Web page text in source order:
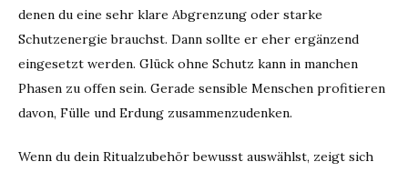
denen du eine sehr klare Abgrenzung oder starke
Schutzenergie brauchst. Dann sollte er eher ergänzend
eingesetzt werden. Glück ohne Schutz kann in manchen
Phasen zu offen sein. Gerade sensible Menschen profitieren
davon, Fülle und Erdung zusammenzudenken.
Wenn du dein Ritualzubehör bewusst auswählst, zeigt sich